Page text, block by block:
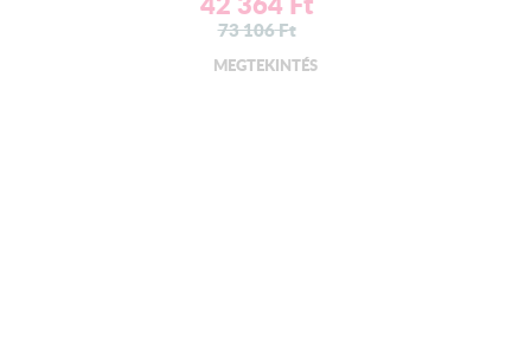
73 106Ft
MEGTEKINTÉS